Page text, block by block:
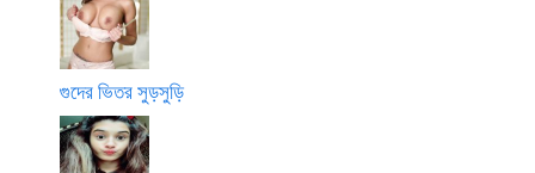
গুদের ভিতর সুড়সুড়ি